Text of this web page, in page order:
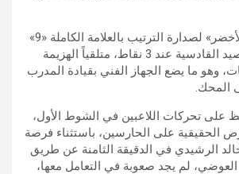
وبهذا الفوز صعد «الأخضر» لصدارة الترتيب بالعلامة الكاملة «9»
نقاط، فيما تجمد رصيد القادسية عند 3 نقاط، متلقياً الهزيمة
خلال 3 مباريات، وهو ما يضع الجهاز الفني بقيادة المدرب
المحك.
على تحركات اللاعبين في الشوط الأول،
الحقيقية على الحارسين، باستثناء فرصة
الرشيدي في الدقيقة الثامنة عن طريق
لم يجد صعوبة في التعامل معها،